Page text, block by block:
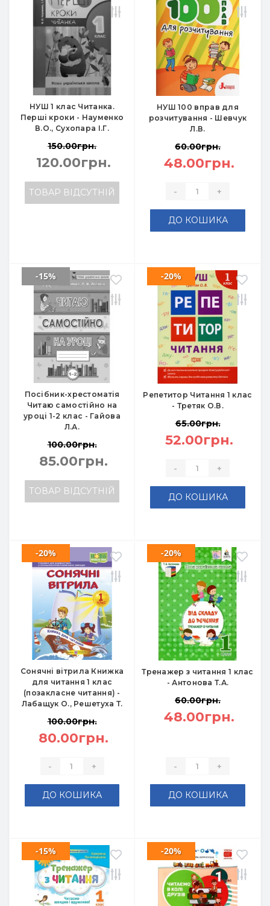
НУШ 1 клас Читанка.
Перші кроки - Науменко
В.О., Сухопара І.Г.
150.00грн.
120.00грн.
ТОВАР ВІДСУТНІЙ
НУШ 100 вправ для
розчитування - Шевчук
Л.В.
60.00грн.
48.00грн.
- +
ДО КОШИКА
Посібник-хрестоматія
Читаю самостійно на
уроці 1-2 клас - Гайова
Л.А.
-15%
100.00грн.
85.00грн.
ТОВАР ВІДСУТНІЙ
Репетитор Читання 1 клас
- Третяк О.В.
-20%
65.00грн.
52.00грн.
- +
ДО КОШИКА
Сонячні вітрила Книжка
для читання 1 клас
(позакласне читання) -
Лабащук О., Решетуха Т.
-20%
100.00грн.
80.00грн.
- +
ДО КОШИКА
Тренажер з читання 1 клас
- Антонова Т.А.
-20%
60.00грн.
48.00грн.
- +
ДО КОШИКА
-15% -20%